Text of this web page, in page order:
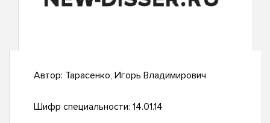
Автор: Тарасенко, Игорь Владимирович
Шифр специальности: 14.01.14